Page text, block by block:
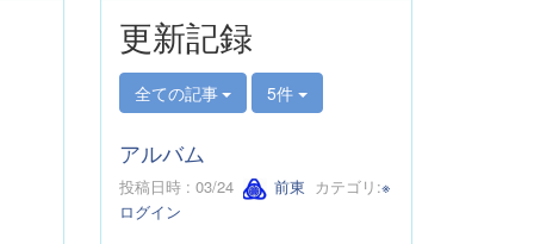
更新記録
全ての記事 5件
アルバム
投稿日時 : 03/24 前東 カテゴリ:※
ログイン